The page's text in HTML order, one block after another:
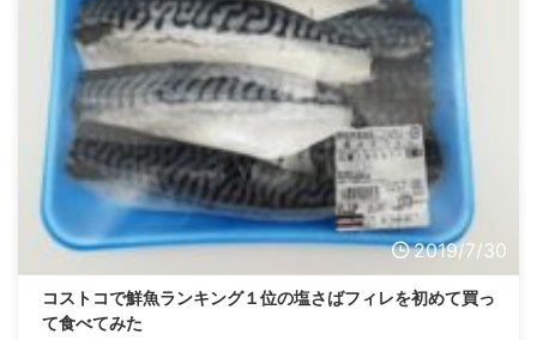
2019/7/30
コストコで鮮魚ランキング１位の塩さばフィレを初めて買っ
て食べてみた